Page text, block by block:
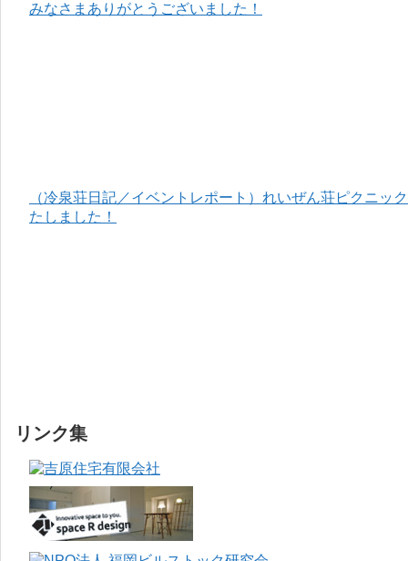
みなさまありがとうございました！
（冷泉荘日記／イベントレポート）れいぜん荘ピクニッ
たしました！
リンク集